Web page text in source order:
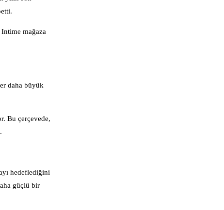
Intime mağaza
daha büyük
Bu çerçevede,
hedeflediğini
güçlü bir